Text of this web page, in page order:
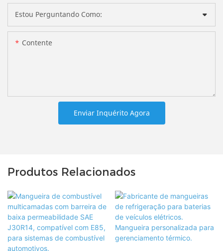
Estou Perguntando Como:
Contente
Enviar Inquérito Agora
Produtos Relacionados